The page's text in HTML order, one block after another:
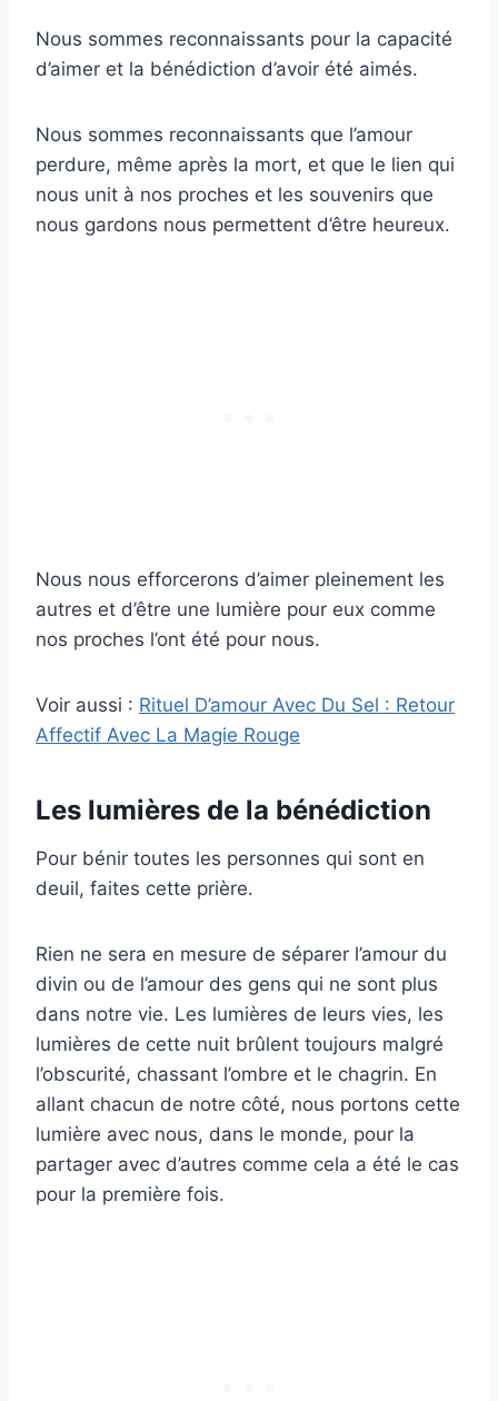
Nous sommes reconnaissants pour la capacité
d’aimer et la bénédiction d’avoir été aimés.
Nous sommes reconnaissants que l’amour
perdure, même après la mort, et que le lien qui
nous unit à nos proches et les souvenirs que
nous gardons nous permettent d’être heureux.
Nous nous efforcerons d’aimer pleinement les
autres et d’être une lumière pour eux comme
nos proches l’ont été pour nous.
Voir aussi : Rituel D’amour Avec Du Sel : Retour
Affectif Avec La Magie Rouge
Les lumières de la bénédiction
Pour bénir toutes les personnes qui sont en
deuil, faites cette prière.
Rien ne sera en mesure de séparer l’amour du
divin ou de l’amour des gens qui ne sont plus
dans notre vie. Les lumières de leurs vies, les
lumières de cette nuit brûlent toujours malgré
l’obscurité, chassant l’ombre et le chagrin. En
allant chacun de notre côté, nous portons cette
lumière avec nous, dans le monde, pour la
partager avec d’autres comme cela a été le cas
pour la première fois.